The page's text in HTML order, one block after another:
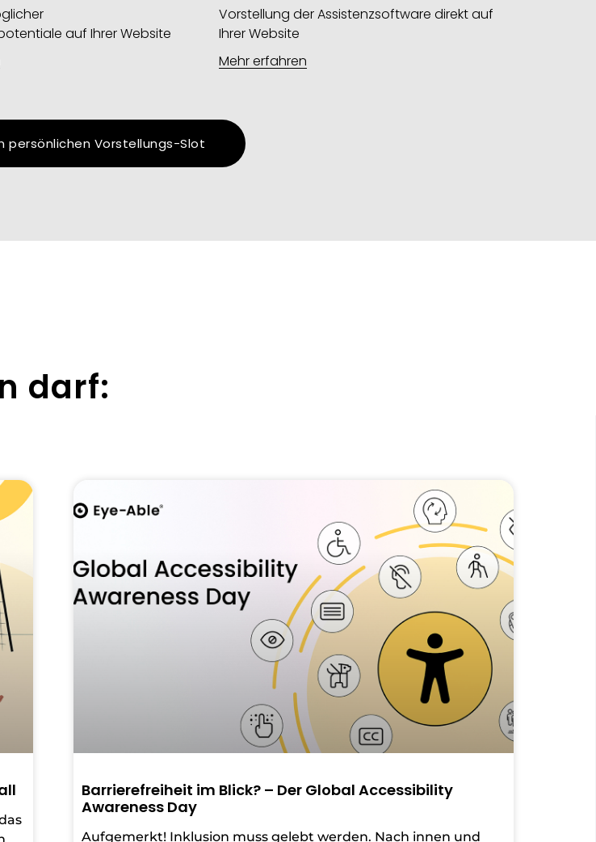
auf Ihrer Website​
Vorstellung der Assistenzsoftware direkt auf
Ihrer Website​
Mehr erfahren
persönlichen Vorstellungs-Slot
darf:
Barrierefreiheit im Blick? – Der Global Accessibility
Awareness Day
Aufgemerkt! Inklusion muss gelebt werden. Nach innen und